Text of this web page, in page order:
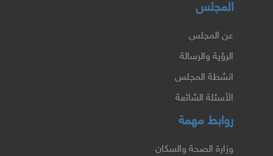
المجلس
عن المجلس
الرؤية والرسالة
انشطة المجلس
الأسئلة الشائعة
روابط مهمة
وزارة الصحة والسكان